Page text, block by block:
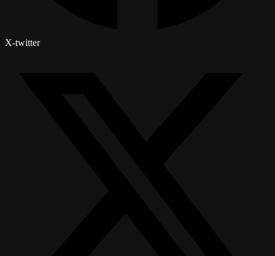
X-twitter